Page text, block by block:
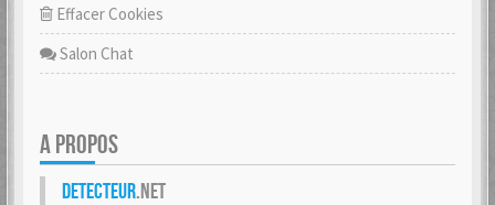
Effacer Cookies
Salon Chat
A PROPOS
Detecteur.net